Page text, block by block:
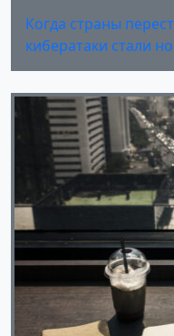
Когда страны
кибератаки стали